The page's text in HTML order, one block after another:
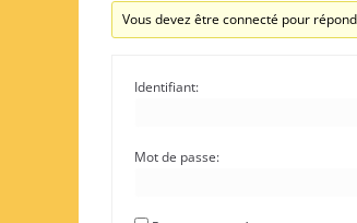
Vous devez être connecté pour
Identifiant:
Mot de passe: